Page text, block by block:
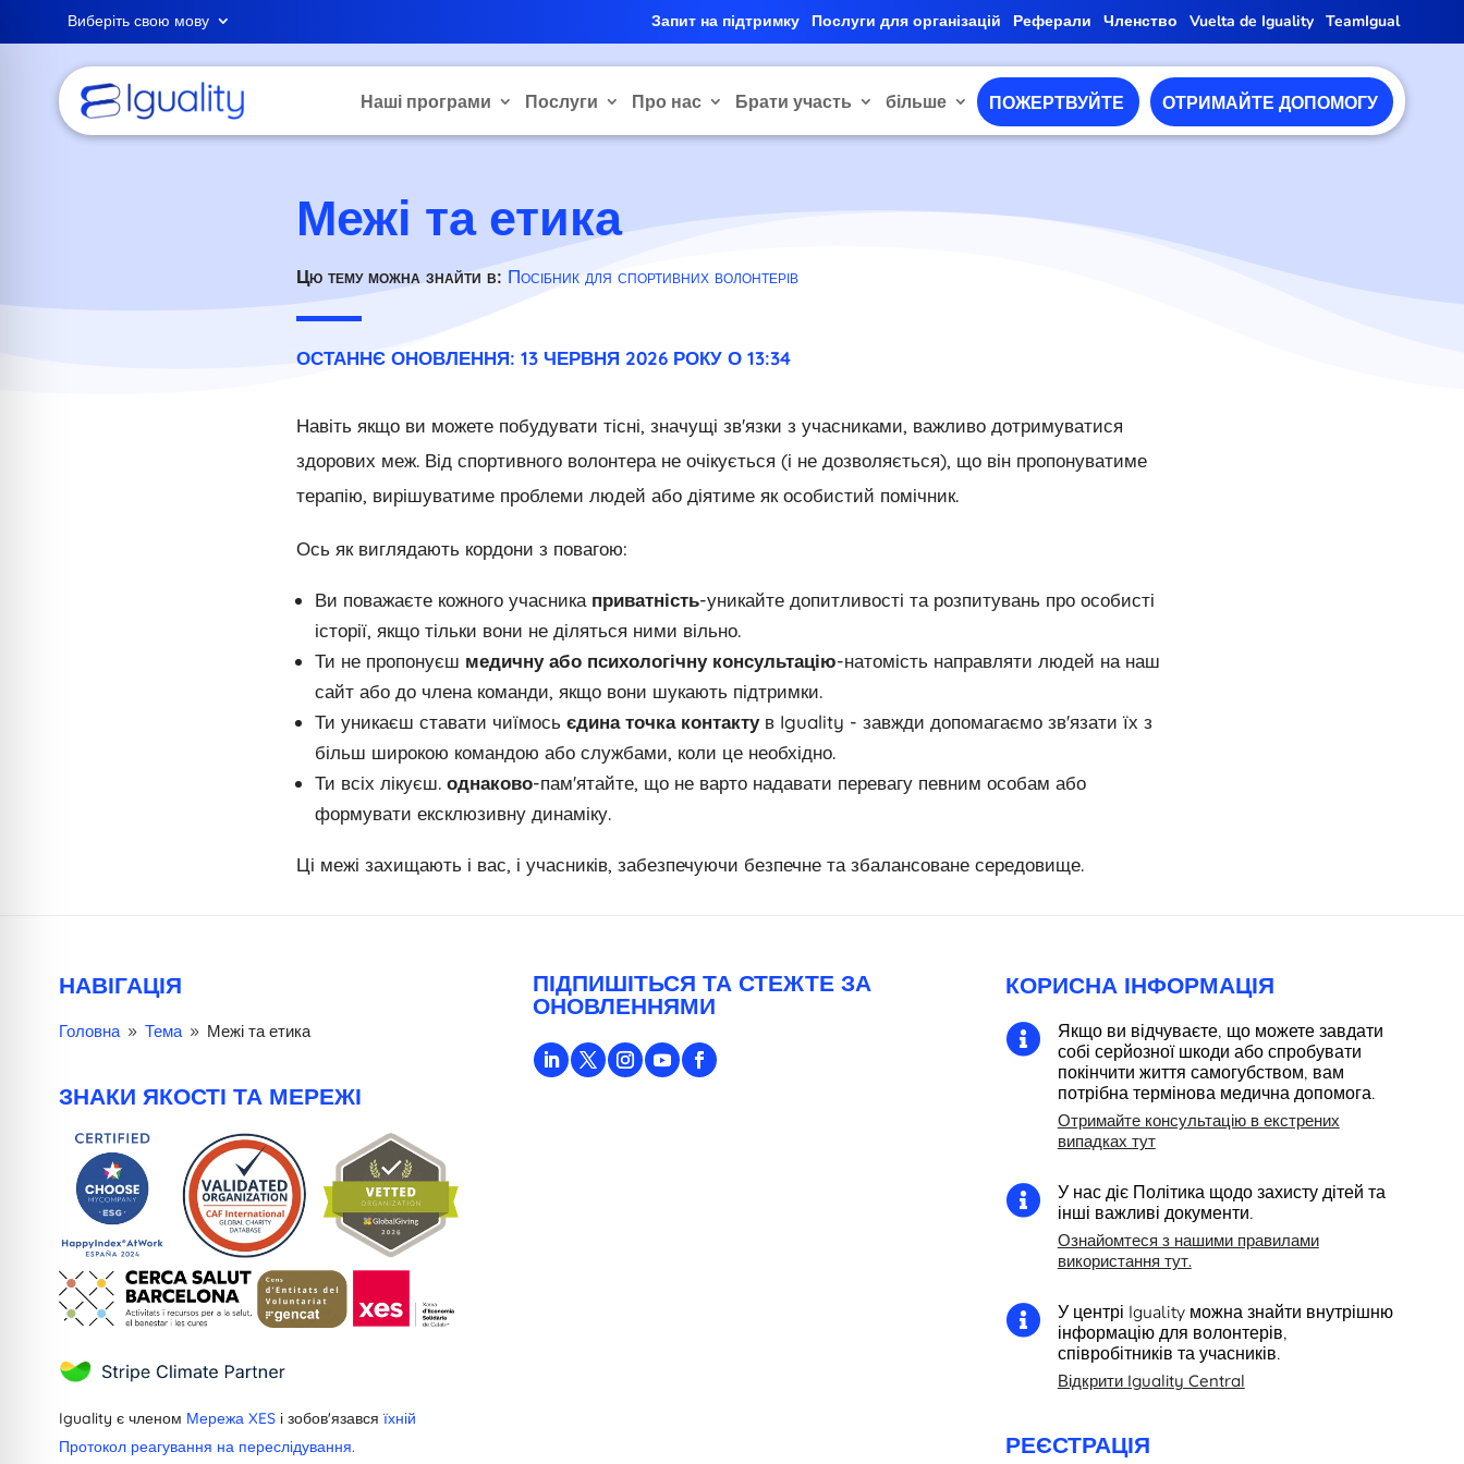
Виберіть свою мову Запит на підтримку Послуги для організацій Реферали Членство Vuelta de Iguality TeamIgual
Наші програми Послуги Про нас Брати участь більше ПОЖЕРТВУЙТЕ ОТРИМАЙТЕ ДОПОМОГУ
Межі та етика
Цю тему можна знайти в: Посібник для спортивних волонтерів
ОСТАННЄ ОНОВЛЕННЯ: 13 ЧЕРВНЯ 2026 РОКУ О 13:34
Навіть якщо ви можете побудувати тісні, значущі зв'язки з учасниками, важливо дотримуватися
здорових меж. Від спортивного волонтера не очікується (і не дозволяється), що він пропонуватиме
терапію, вирішуватиме проблеми людей або діятиме як особистий помічник.
Ось як виглядають кордони з повагою:
Ви поважаєте кожного учасника приватність-уникайте допитливості та розпитувань про особисті
історії, якщо тільки вони не діляться ними вільно.
Ти не пропонуєш медичну або психологічну консультацію-натомість направляти людей на наш
сайт або до члена команди, якщо вони шукають підтримки.
Ти уникаєш ставати чиїмось єдина точка контактув Iguality - завжди допомагаємо зв'язати їх з
більш широкою командою або службами, коли це необхідно.
Ти всіх лікуєш. однаково-пам'ятайте, що не варто надавати перевагу певним особам або
формувати ексклюзивну динаміку.
Ці межі захищають і вас, і учасників, забезпечуючи безпечне та збалансоване середовище.
НАВІГАЦІЯ
Головна 9 Тема 9 Межі та етика
ЗНАКИ ЯКОСТІ ТА МЕРЕЖІ
Iguality є членом Мережа XESі зобов'язався їхній
Протокол реагування на переслідування.
ПІДПИШІТЬСЯ ТА СТЕЖТЕ ЗА
ОНОВЛЕННЯМИ
КОРИСНА ІНФОРМАЦІЯ

Якщо ви відчуваєте, що можете завдати
собі серйозної шкоди або спробувати
покінчити життя самогубством, вам
потрібна термінова медична допомога.
Отримайте консультацію в екстрених
випадках тут

У нас діє Політика щодо захисту дітей та
інші важливі документи.
Ознайомтеся з нашими правилами
використання тут.

У центрі Iguality можна знайти внутрішню
інформацію для волонтерів,
співробітників та учасників.
Відкрити Iguality Central
РЕЄСТРАЦІЯ